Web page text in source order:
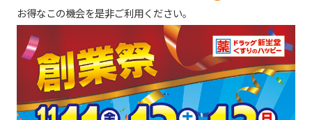
お得なこの機会を是非ご利用ください。